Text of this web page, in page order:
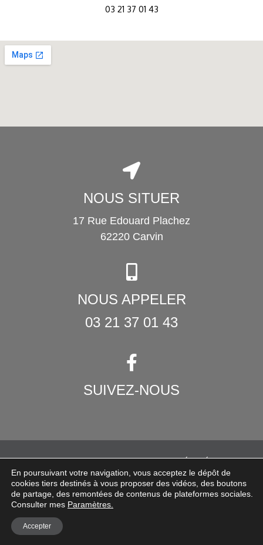
03 21 37 01 43
NOUS SITUER
17 Rue Edouard Plachez
62220 Carvin
NOUS APPELER
03 21 37 01 43
SUIVEZ-NOUS
© 2021 MARCHAND FRERES – TOUS DROITS RÉSERVÉS
Contact Mentions légales RGPD
Retour et remboursement
CGV
En poursuivant votre navigation, vous acceptez le dépôt de
cookies tiers destinés à vous proposer des vidéos, des boutons
de partage, des remontées de contenus de plateformes sociales.
Consulter mes Paramètres.
Accepter